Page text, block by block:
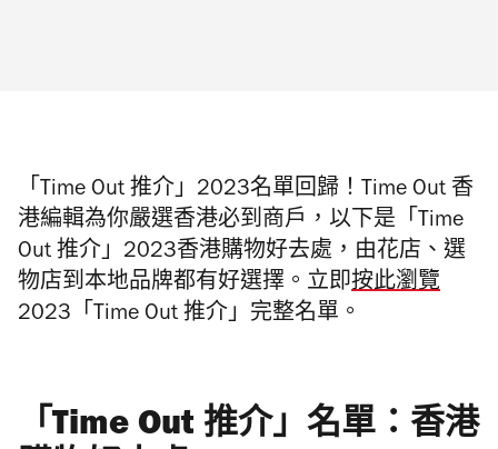
「Time Out 推介」2023名單回歸！ Time Out 香
港編輯為你嚴選香港必到商戶，以下是「Time
Out 推介」2023香港購物好去處，由花店、選
物店到本地品牌都有好選擇。 立即按此瀏覽
2023「Time Out 推介」完整名單。
「Time Out 推介」名單：香港